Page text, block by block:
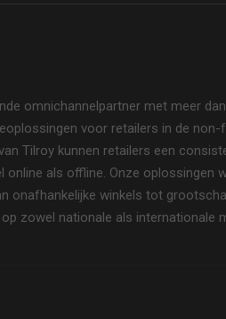
omnichannelpartner met meer
voor retailers in de non-
Tilroy kunnen retailers een
online als offline. Onze oplossingen
onafhankelijke winkels tot
zowel nationale als internationale